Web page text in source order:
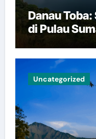
Danau
di Pulau
Uncategorized